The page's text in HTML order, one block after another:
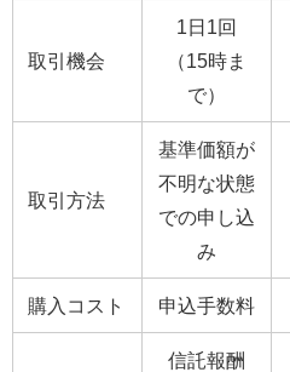
取引機会
1日1回
（15時ま
で）
取引方法
基準価額が
不明な状態
での申し込
み
購入コスト 申込手数料
信託報酬